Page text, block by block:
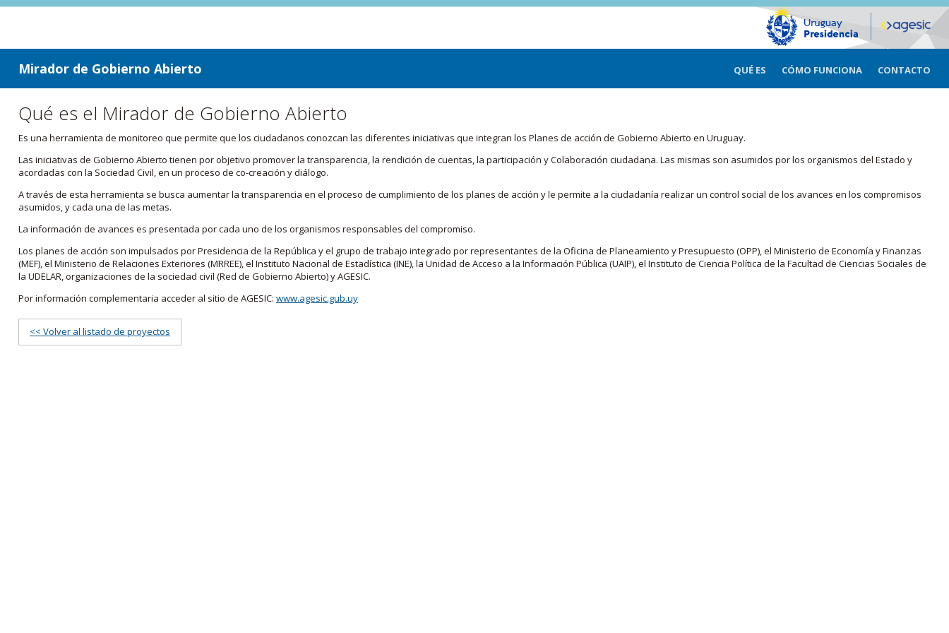
ir a contenido
ir al menú
Mirador de Gobierno Abierto QUÉ ES CÓMO FUNCIONA CONTACTO
Qué es el Mirador de Gobierno Abierto
Es una herramienta de monitoreo que permite que los ciudadanos conozcan las diferentes iniciativas que integran los Planes de acción de Gobierno Abierto en Uruguay.
Las iniciativas de Gobierno Abierto tienen por objetivo promover la transparencia, la rendición de cuentas, la participación y Colaboración ciudadana. Las mismas son asumidos por los organismos del Estado y
acordadas con la Sociedad Civil, en un proceso de co-creación y diálogo.
A través de esta herramienta se busca aumentar la transparencia en el proceso de cumplimiento de los planes de acción y le permite a la ciudadanía realizar un control social de los avances en los compromisos
asumidos, y cada una de las metas.
La información de avances es presentada por cada uno de los organismos responsables del compromiso.
Los planes de acción son impulsados por Presidencia de la República y el grupo de trabajo integrado por representantes de la Oficina de Planeamiento y Presupuesto (OPP), el Ministerio de Economía y Finanzas
(MEF), el Ministerio de Relaciones Exteriores (MRREE), el Instituto Nacional de Estadística (INE), la Unidad de Acceso a la Información Pública (UAIP), el Instituto de Ciencia Política de la Facultad de Ciencias Sociales de
la UDELAR, organizaciones de la sociedad civil (Red de Gobierno Abierto) y AGESIC.
Por información complementaria acceder al sitio de AGESIC: www.agesic.gub.uy
<< Volver al listado de proyectos